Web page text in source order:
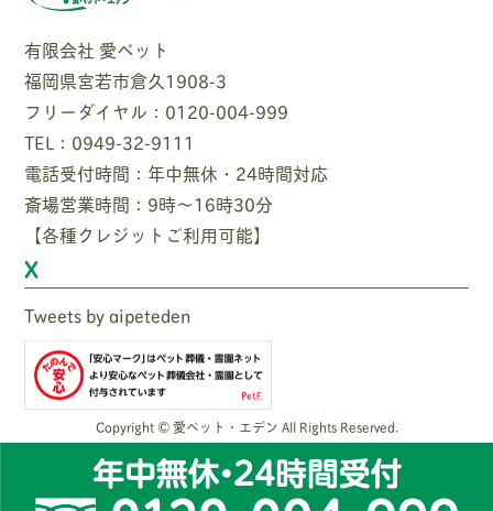
有限会社 愛ペット
福岡県宮若市倉久1908-3
フリーダイヤル：0120-004-999
TEL：0949-32-9111
電話受付時間：年中無休・24時間対応
斎場営業時間：9時〜16時30分
【各種クレジットご利用可能】
X
Tweets by aipeteden
Copyright © 愛ペット・エデン All Rights Reserved.